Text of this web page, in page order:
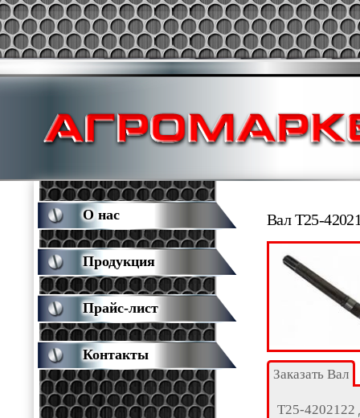
Вал Т25-
Заказать Вал
Т25-4202122
О нас
Продукция
Прайс-лист
Контакты